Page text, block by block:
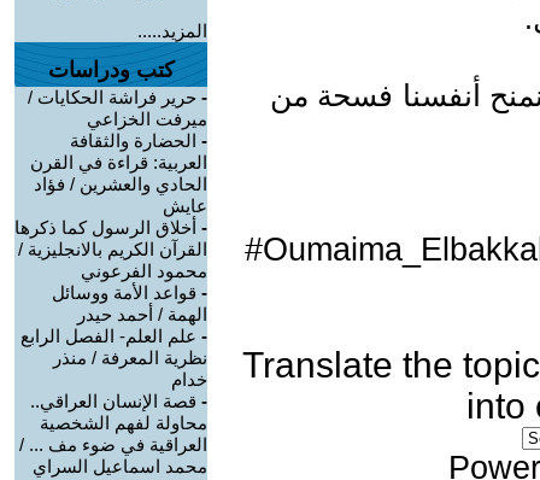
أنفسنا فسحة من
Translate the topic
into
المزيد.....
كتب ودراسات
- حرير فراشة الحكايات /
ميرفت الخزاعي
- الحضارة والثقافة
العربية: قراءة في القرن
الحادي والعشرين / فؤاد
عايش
- أخلاق الرسول كما ذكرها
القرآن الكريم بالانجليزية /
محمود الفرعوني
- قواعد الأمة ووسائل
الهمة / أحمد حيدر
- علم العلم- الفصل الرابع
نظرية المعرفة / منذر
خدام
- قصة الإنسان العراقي..
محاولة لفهم الشخصية
العراقية في ضوء مف ... /
محمد اسماعيل السراي